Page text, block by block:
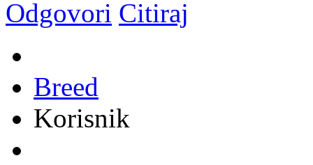
Odgovori Citiraj
Breed
Korisnik